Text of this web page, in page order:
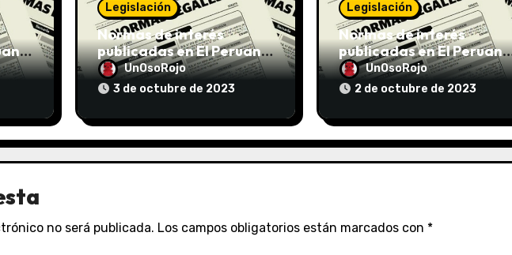
Legislación
Normas de interés
publicadas en El Peruano
el 03/10/2023
UnOsoRojo
3 de octubre de 2023
Legislación
Normas de interés
publicadas en El Peruano
el 02/10/2023
UnOsoRojo
2 de octubre de 2023
no será publicada. Los campos obligatorios están marcados con *